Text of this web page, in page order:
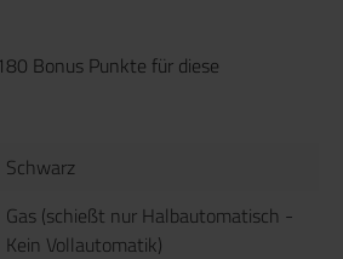
Bonus Punkte für diese
Schwarz
Gas (schießt nur Halbautomatisch -
Kein Vollautomatik)